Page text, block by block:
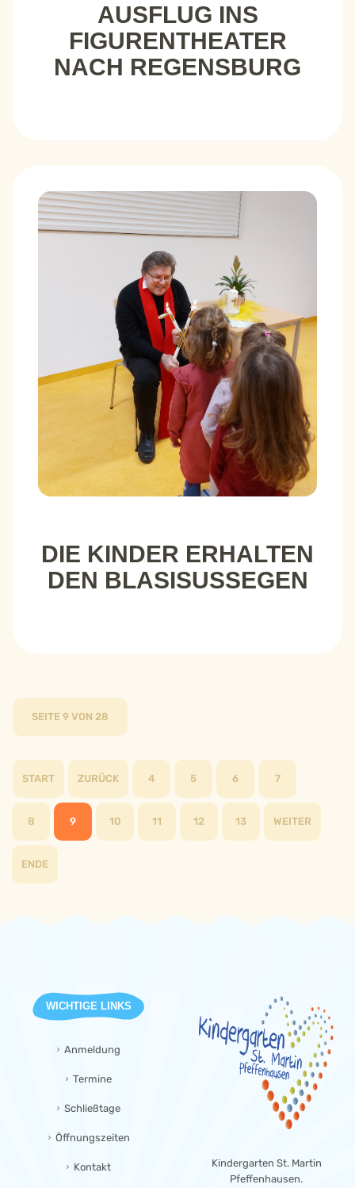
AUSFLUG INS
FIGURENTHEATER
NACH REGENSBURG
DIE KINDER ERHALTEN
DEN BLASISUSSEGEN
SEITE 9 VON 28
START ZURÜCK 4 5 6 7
8 9 10 11 12 13 WEITER
ENDE
WICHTIGE LINKS
Anmeldung
Termine
Schließtage
Öffnungszeiten
Kontakt
Kindergarten St. Martin
Pfeffenhausen.